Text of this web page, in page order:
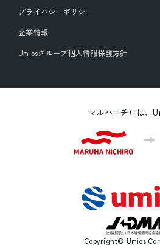
プライバシーポリシー
企業情報
Umiosグループ個人情報保護方針
マルハニチロは、
Copyright© Umios